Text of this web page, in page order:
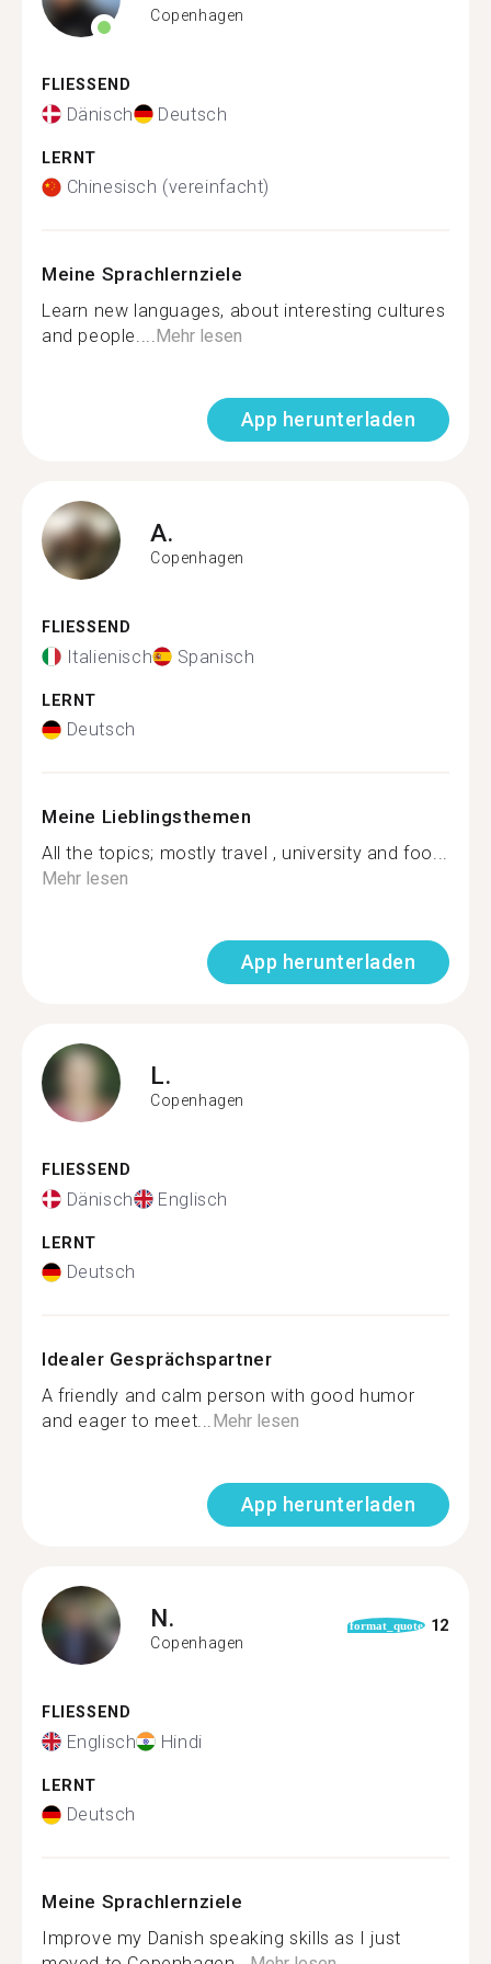
Copenhagen
FLIESSEND
Dänisch Deutsch
LERNT
Chinesisch (vereinfacht)
Meine Sprachlernziele
Learn new languages, about interesting cultures
and people....Mehr lesen
App herunterladen
A.
Copenhagen
FLIESSEND
Italienisch Spanisch
LERNT
Deutsch
Meine Lieblingsthemen
All the topics; mostly travel , university and foo...
Mehr lesen
App herunterladen
L.
Copenhagen
FLIESSEND
Dänisch Englisch
LERNT
Deutsch
Idealer Gesprächspartner
A friendly and calm person with good humor
and eager to meet...Mehr lesen
App herunterladen
N.
Copenhagen
format_quote 12
FLIESSEND
Englisch Hindi
LERNT
Deutsch
Meine Sprachlernziele
Improve my Danish speaking skills as I just